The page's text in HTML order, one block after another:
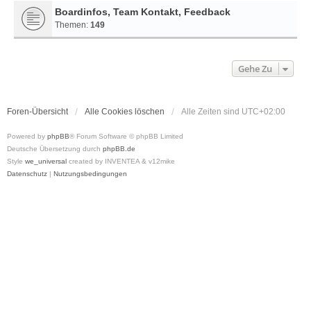
Boardinfos, Team Kontakt, Feedback
Themen: 149
Gehe Zu
Foren-Übersicht Alle Cookies löschen Alle Zeiten sind UTC+02:00
Powered by phpBB® Forum Software © phpBB Limited
Deutsche Übersetzung durch phpBB.de
Style we_universal created by INVENTEA & v12mike
Datenschutz | Nutzungsbedingungen